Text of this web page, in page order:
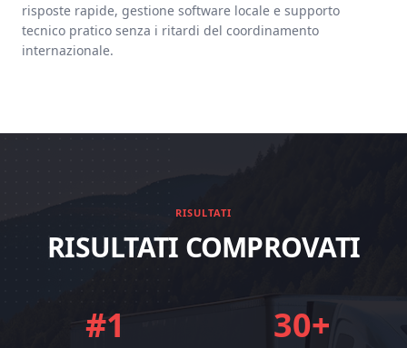
risposte rapide, gestione software locale e supporto
tecnico pratico senza i ritardi del coordinamento
internazionale.
RISULTATI
RISULTATI COMPROVATI
#1 30+